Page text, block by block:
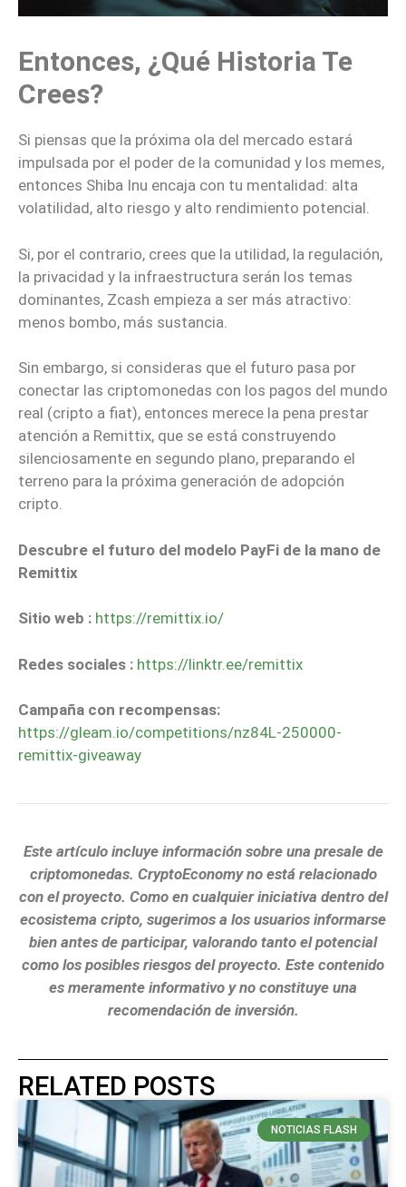
Entonces, ¿qué Historia Te
Crees?
Si piensas que la próxima ola del mercado estará
impulsada por el poder de la comunidad y los memes,
entonces Shiba Inu encaja con tu mentalidad: alta
volatilidad, alto riesgo y alto rendimiento potencial.
Si, por el contrario, crees que la utilidad, la regulación,
la privacidad y la infraestructura serán los temas
dominantes, Zcash empieza a ser más atractivo:
menos bombo, más sustancia.
Sin embargo, si consideras que el futuro pasa por
conectar las criptomonedas con los pagos del mundo
real (cripto a fiat), entonces merece la pena prestar
atención a Remittix, que se está construyendo
silenciosamente en segundo plano, preparando el
terreno para la próxima generación de adopción
cripto.
Descubre el futuro del modelo PayFi de la mano de
Remittix
Sitio web : https://remittix.io/
Redes sociales : https://linktr.ee/remittix
Campaña con recompensas:
https://gleam.io/competitions/nz84L-250000-
remittix-giveaway
Este artículo incluye información sobre una presale de
criptomonedas. CryptoEconomy no está relacionado
con el proyecto. Como en cualquier iniciativa dentro del
ecosistema cripto, sugerimos a los usuarios informarse
bien antes de participar, valorando tanto el potencial
como los posibles riesgos del proyecto. Este contenido
es meramente informativo y no constituye una
recomendación de inversión.
RELATED POSTS
NOTICIAS FLASH